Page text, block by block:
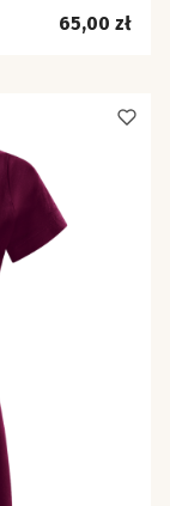
Cena
65,00 zł